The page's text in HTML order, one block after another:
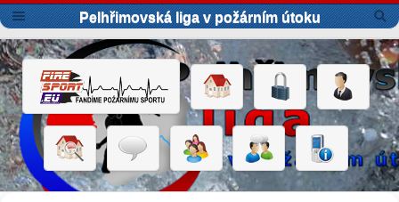
Pelhřimovská liga v požárním útoku